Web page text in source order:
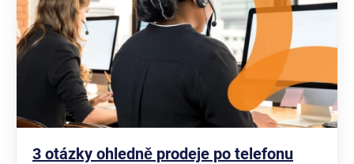
3 otázky ohledně prodeje po telefonu